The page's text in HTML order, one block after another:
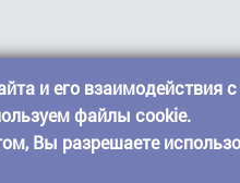
и его взаимодействия с
файлы cookie.
Вы разрешаете